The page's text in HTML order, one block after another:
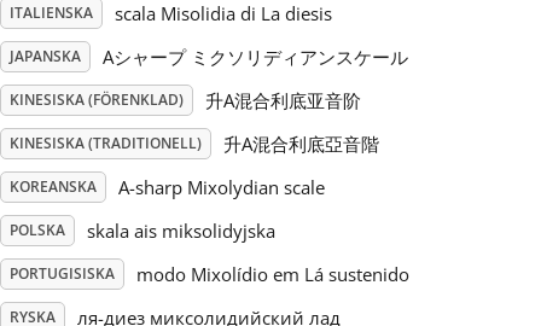
Türkçe
Українська
繁體中文
ITALIENSKA scala Misolidia di La diesis
JAPANSKA Aシャープ ミクソリディアンスケール
KINESISKA (FÖRENKLAD) 升A混合利底亚音阶
KINESISKA (TRADITIONELL) 升A混合利底亞音階
KOREANSKA A-sharp Mixolydian scale
POLSKA skala ais miksolidyjska
PORTUGISISKA modo Mixolídio em Lá sustenido
RYSKA ля-диез миксолидийский лад